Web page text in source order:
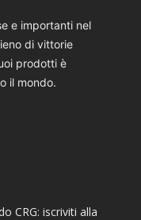
e importanti nel
di vittorie
prodotti è
il mondo.
CRG: iscriviti alla